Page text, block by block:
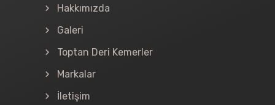
Hakkımızda
Galeri
Toptan Deri Kemerler
Markalar
İletişim